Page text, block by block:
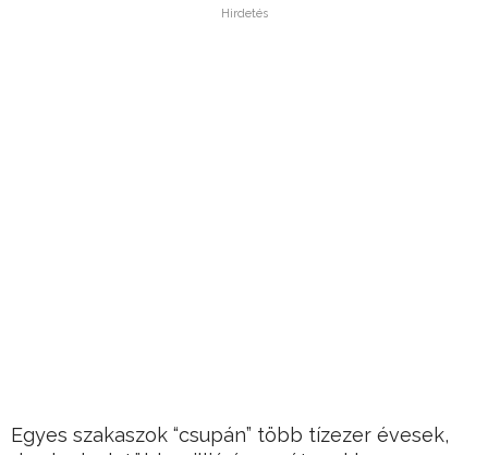
Hirdetés
Egyes szakaszok “csupán” több tízezer évesek,